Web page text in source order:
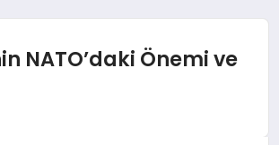
NATO’daki Önemi ve